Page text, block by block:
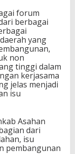
forum
berbagai
yang
non
tinggi dalam
kerjasama
jelas menjadi
isu
Asahan
dari
isu
pembangunan